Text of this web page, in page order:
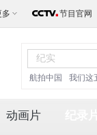
多 节目官网
航拍中国 我们这
动画片